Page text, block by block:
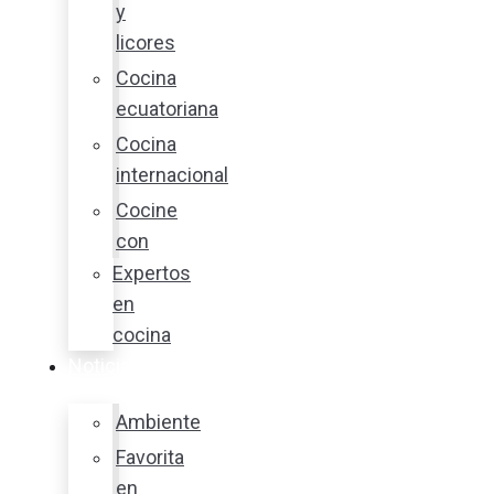
y
licores
Cocina
ecuatoriana
Cocina
internacional
Cocine
con
Expertos
en
cocina
Ambiente
Favorita
en